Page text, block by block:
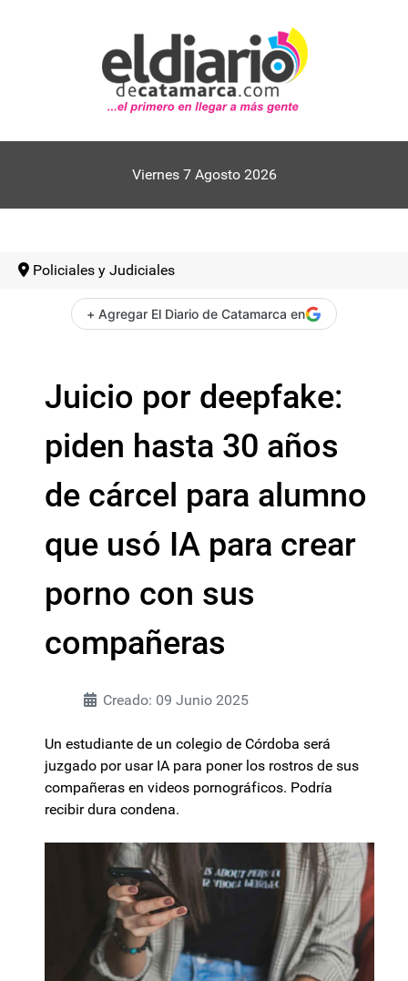
Viernes 7 Agosto 2026
Policiales y Judiciales
+ Agregar El Diario de Catamarca en
Juicio por deepfake:
piden hasta 30 años
de cárcel para alumno
que usó IA para crear
porno con sus
compañeras
Creado: 09 Junio 2025
Un estudiante de un colegio de Córdoba será
juzgado por usar IA para poner los rostros de sus
compañeras en videos pornográficos. Podría
recibir dura condena.